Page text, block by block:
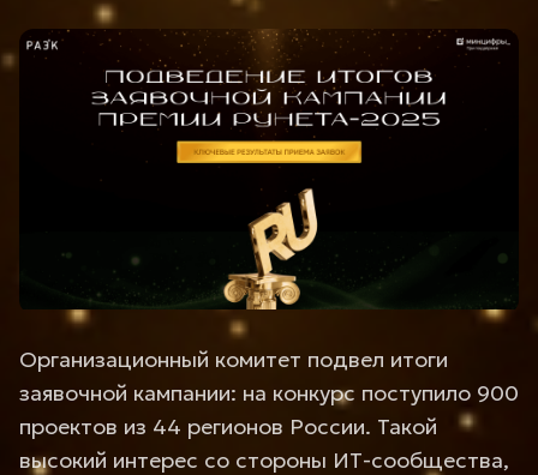
Организационный комитет подвел итоги
заявочной кампании: на конкурс поступило 900
проектов из 44 регионов России. Такой
высокий интерес со стороны ИТ-сообщества,